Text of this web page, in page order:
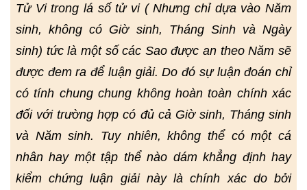
Tử Vi trong lá số tử vi ( Nhưng chỉ dựa vào Năm
sinh, không có Giờ sinh, Tháng Sinh và Ngày
sinh) tức là một số các Sao được an theo Năm sẽ
được đem ra để luận giải. Do đó sự luận đoán chỉ
có tính chung chung không hoàn toàn chính xác
đối với trường hợp có đủ cả Giờ sinh, Tháng sinh
và Năm sinh. Tuy nhiên, không thể có một cá
nhân hay một tập thể nào dám khẳng định hay
kiểm chứng luận giải này là chính xác do bởi